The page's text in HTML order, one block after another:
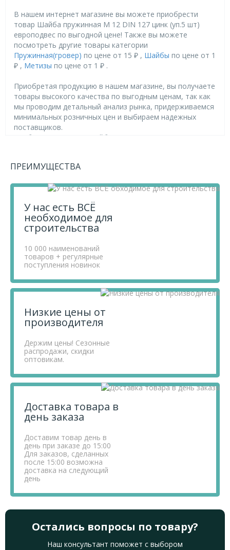
В нашем интернет магазине вы можете приобрести
товар Шайба пружинная М 12 DIN 127 цинк (уп.5 шт)
европодвес по выгодной цене! Также вы можете
посмотреть другие товары категории
Пружинная(гровер) по цене от 15 ₽ , Шайбы по цене от 1
₽ , Метизы по цене от 1 ₽ .
Приобретая продукцию в нашем магазине, вы получаете
товары высокого качества по выгодным ценам, так как
мы проводим детальный анализ рынка, придерживаемся
минимальных розничных цен и выбираем надежных
поставщиков.
Чтобы купить товар Шайба пружинная М 12 DIN 127
Если у вас остались вопросы, вы можете задать их по
сайте.
ПРЕИМУЩЕСТВА
У нас есть ВСЁ
необходимое для
строительства
10 000 наименований
товаров + регулярные
поступления новинок
Низкие цены от
производителя
Держим цены! Сезонные
распродажи, скидки
оптовикам.
Доставка товара в
день заказа
Доставим товар день в
день при заказе до 15:00
Для заказов, сделанных
после 15:00 возможна
доставка на следующий
день
Остались вопросы по товару?
Наш консультант поможет с выбором